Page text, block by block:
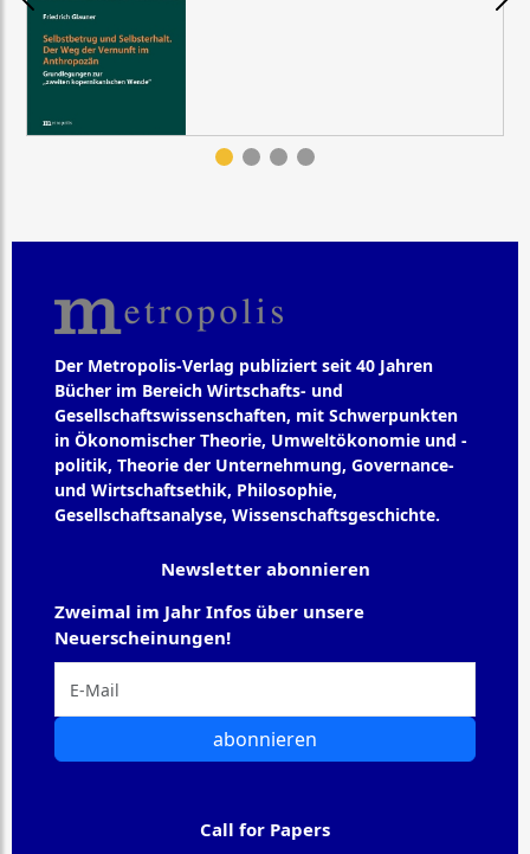
Der Metropolis-Verlag publiziert seit 40 Jahren
Bücher im Bereich Wirtschafts- und
Gesellschaftswissenschaften, mit Schwerpunkten
in Ökonomischer Theorie, Umweltökonomie und -
politik, Theorie der Unternehmung, Governance-
und Wirtschaftsethik, Philosophie,
Gesellschaftsanalyse, Wissenschaftsgeschichte.
Newsletter abonnieren
Zweimal im Jahr Infos über unsere
Neuerscheinungen!
abonnieren
Call for Papers